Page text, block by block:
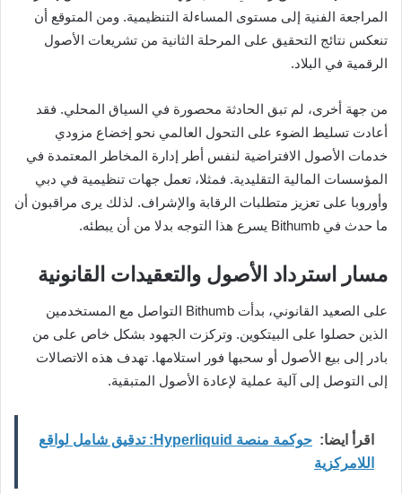
المراجعة الفنية إلى مستوى المساءلة التنظيمية. ومن المتوقع أن
تنعكس نتائج التحقيق على المرحلة الثانية من تشريعات الأصول
الرقمية في البلاد.
من جهة أخرى، لم تبق الحادثة محصورة في السياق المحلي. فقد
أعادت تسليط الضوء على التحول العالمي نحو إخضاع مزودي
خدمات الأصول الافتراضية لنفس أطر إدارة المخاطر المعتمدة في
المؤسسات المالية التقليدية. فمثلا، تعمل جهات تنظيمية في دبي
وأوروبا على تعزيز متطلبات الرقابة والإشراف. لذلك يرى مراقبون أن
ما حدث في Bithumb يسرع هذا التوجه بدلا من أن يبطئه.
مسار استرداد الأصول والتعقيدات القانونية
على الصعيد القانوني، بدأت Bithumb التواصل مع المستخدمين
الذين حصلوا على البيتكوين. وتركزت الجهود بشكل خاص على من
بادر إلى بيع الأصول أو سحبها فور استلامها. تهدف هذه الاتصالات
إلى التوصل إلى آلية عملية لإعادة الأصول المتبقية.
اقرأ ايضا:
حوكمة منصة Hyperliquid: تدقيق شامل لواقع
اللامركزية